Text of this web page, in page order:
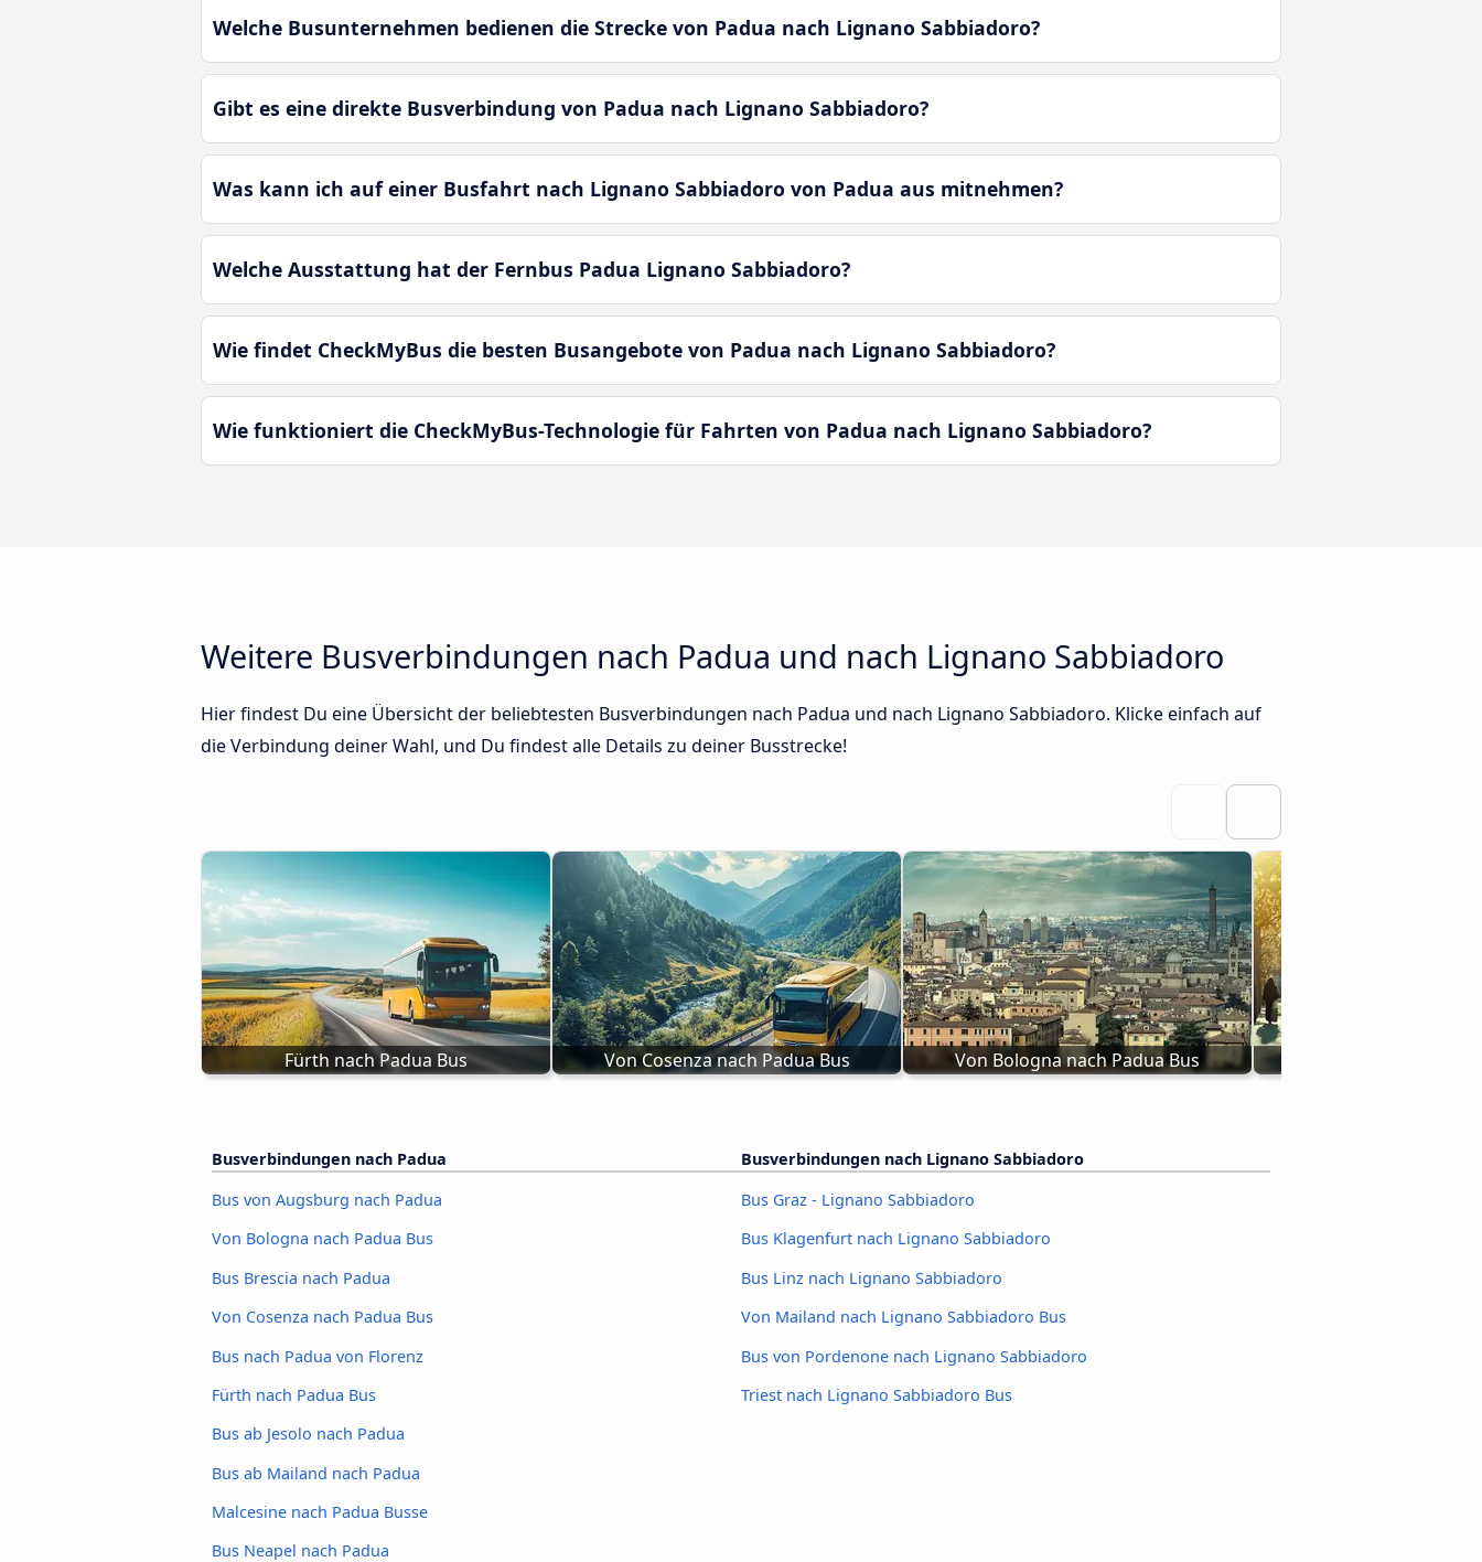
Welche Busunternehmen bedienen die Strecke von Padua nach Lignano Sabbiadoro?
Gibt es eine direkte Busverbindung von Padua nach Lignano Sabbiadoro?
Was kann ich auf einer Busfahrt nach Lignano Sabbiadoro von Padua aus mitnehmen?
Welche Ausstattung hat der Fernbus Padua Lignano Sabbiadoro?
Wie findet CheckMyBus die besten Busangebote von Padua nach Lignano Sabbiadoro?
Wie funktioniert die CheckMyBus-Technologie für Fahrten von Padua nach Lignano Sabbiadoro?
Weitere Busverbindungen nach Padua und nach Lignano Sabbiadoro
Hier findest Du eine Übersicht der beliebtesten Busverbindungen nach Padua und nach Lignano Sabbiadoro. Klicke einfach auf
die Verbindung deiner Wahl, und Du findest alle Details zu deiner Busstrecke!
Fürth nach Padua Bus Von Cosenza nach Padua Bus Von Bologna nach Padua Bus
Busverbindungen nach Padua
Bus von Augsburg nach Padua
Von Bologna nach Padua Bus
Bus Brescia nach Padua
Von Cosenza nach Padua Bus
Bus nach Padua von Florenz
Fürth nach Padua Bus
Bus ab Jesolo nach Padua
Bus ab Mailand nach Padua
Malcesine nach Padua Busse
Bus Neapel nach Padua
Busverbindungen nach Lignano Sabbiadoro
Bus Graz - Lignano Sabbiadoro
Bus Klagenfurt nach Lignano Sabbiadoro
Bus Linz nach Lignano Sabbiadoro
Von Mailand nach Lignano Sabbiadoro Bus
Bus von Pordenone nach Lignano Sabbiadoro
Triest nach Lignano Sabbiadoro Bus